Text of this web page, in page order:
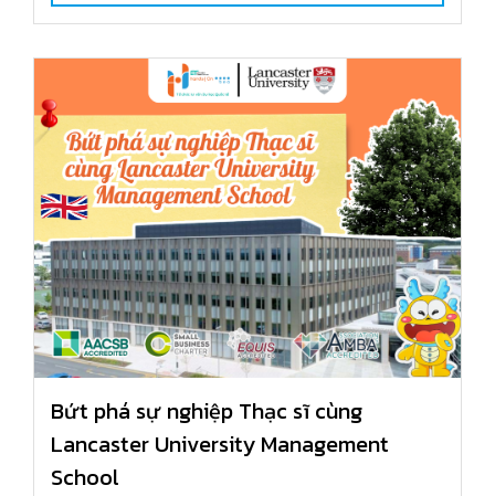
Bứt phá sự nghiệp Thạc sĩ cùng
Lancaster University Management
School